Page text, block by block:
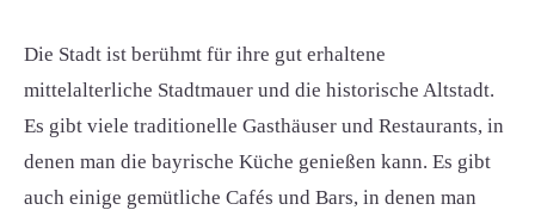
Die Stadt ist berühmt für ihre gut erhaltene
mittelalterliche Stadtmauer und die historische Altstadt.
Es gibt viele traditionelle Gasthäuser und Restaurants, in
denen man die bayrische Küche genießen kann. Es gibt
auch einige gemütliche Cafés und Bars, in denen man